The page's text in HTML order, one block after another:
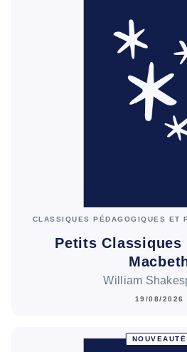
CLASSIQUES PÉDAGOGIQUES ET
Petits Classiques
William
19/08/2026
NOUVEAUTÉ